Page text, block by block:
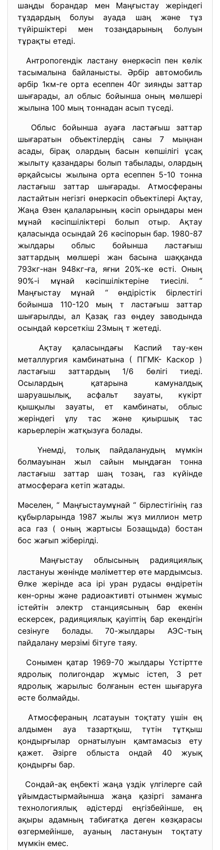
шаңды борандар мен Маңғыстау жеріндегі
тұздардың болуы ауада шаң және тұз
түйіршіктері мен тозаңдарының болуын
тұрақты етеді.
Антропогендік ластану өнеркәсіп пен көлік
тасымалына байланысты. Әрбір автомобиль
әрбір 1км-ге орта есеппен 40г зиянды заттар
шығарады, ал облыс бойынша оның мөлшері
жылына 100 мың тоннадан асып түседі.
Облыс бойынша ауаға ластағыш заттар
шығаратын объектілердің саны 7 мыңнан
асады, бірақ олардың басын көпшілігі ұсақ
жылыту қазандары болып табылады, олардың
әрқайсысы жылына орта есеппен 5-10 тонна
ластағыш заттар шығарады. Атмосфераны
ластайтын негізгі өнеркәсіп объектілері Ақтау,
Жаңа Өзен қалаларының кәсіп орындары мен
мұнай кәсіпшіліктері болып отыр. Ақтау
қаласында осындай 26 кәсіпорын бар. 1980-87
жылдары облыс бойынша ластағыш
заттардың мөлшері жан басына шаққанда
793кг-нан 948кг-ға, яғни 20%-ке өсті. Оның
90%-і мұнай кәсіпшіліктеріне тиесілі. “
Маңғыстау мұнай “ өндірістік бірлестігі
бойынша 110-120 мың т ластағыш заттар
шығарылды, ал Қазақ газ өңдеу заводында
осындай көрсеткіш 23мың т жетеді.
Ақтау қаласындағы Каспий тау-кен
металлургия камбинатына ( ПГМК- Каскор )
ластағыш заттардың 1/6 бөлігі тиеді.
Осылардың қатарына камуналдық
шаруашылық, асфальт зауаты, күкірт
қышқылы зауаты, ет камбинаты, облыс
жеріндегі ұлу тас және қиыршық тас
карьерлерін жатқызуға болады.
Үнемді, толық пайдаланудың мүмкін
болмауынан жыл сайын мыңдаған тонна
ластағыш заттар шаң тозаң, газ күйінде
атмосфераға кетіп жатады.
Мәселен, “ Маңғыстаумұнай “ бірлестігінің газ
құбырларында 1987 жылы жүз миллион метр
аса газ ( оның жартысы Бозащыда) бостан
бос жағып жіберілді.
Маңғыстау облысының радияциялық
ластануы жөнінде мәліметтер өте мардымсыз.
Өлке жерінде аса ірі уран рудасы өндіретін
кен-орны және радиоактивті отынмен жұмыс
істейтін электр станциясының бар екенін
ескерсек, радияциялық қауіптің бар екендігін
сезінуге болады. 70-жылдары АЭС-тың
пайдалану мерзімі бітуге таяу.
Сонымен қатар 1969-70 жылдары Үстіртте
ядролық полигондар жұмыс істеп, 3 рет
ядролық жарылыс болғанын естен шығаруға
әсте болмайды.
Атмосфераның лсатауын тоқтату үшін ең
алдымен ауа тазартқыш, түтін тұтқыш
қондырғылар орнатылуын қамтамасыз ету
қажет. Әзірге облыста ондай 40 жуық
қондырғы бар.
Сондай-ақ еңбекті жаңа үздік үлгілерге сай
ұйымдастырмайынша жаңа қазіргі заманға
технологиялық әдістерді еңгізбейінше, ең
ақыры адамның табиғатқа деген көзқарасы
өзгермейінше, ауаның ластануын тоқтату
мүмкін емес.